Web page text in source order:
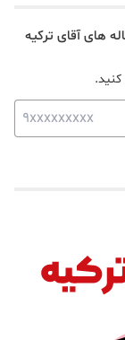
های آقای ترکیه
کنید.